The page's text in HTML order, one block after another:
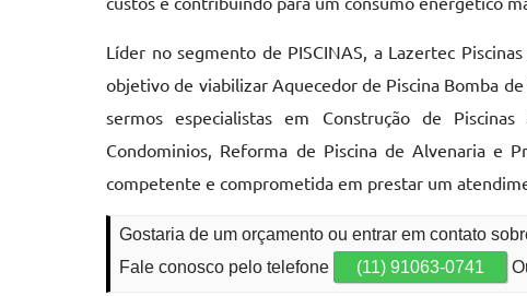
Líder no segmento de PISCINAS, a Lazertec
objetivo de viabilizar Aquecedor de Piscina Bomba
sermos especialistas em Construção de
Condominios, Reforma de Piscina de Alvenaria e
competente e comprometida em prestar um
Gostaria de um orçamento ou entrar em contato
Fale conosco pelo telefone
(11) 91063-0741